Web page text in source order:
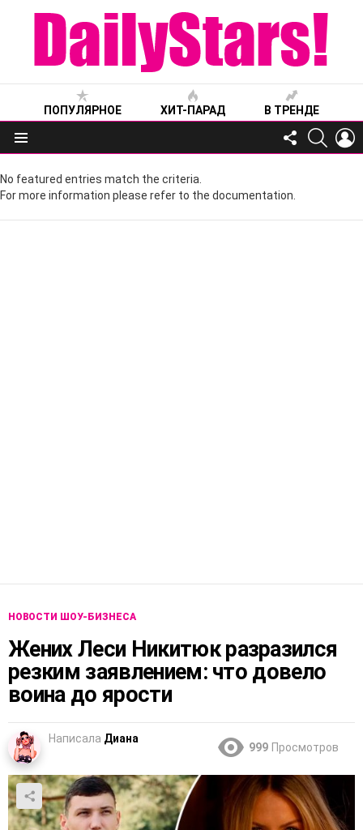
ПОПУЛЯРНОЕ ХИТ-ПАРАД В ТРЕНДЕ
Меню
FOLLOW
US
No featured entries match the criteria.
For more information please refer to the documentation.
НОВОСТИ ШОУ-БИЗНЕСА
Жених Леси Никитюк разразился
резким заявлением: что довело
воина до ярости
Написала Диана
999 Просмотров